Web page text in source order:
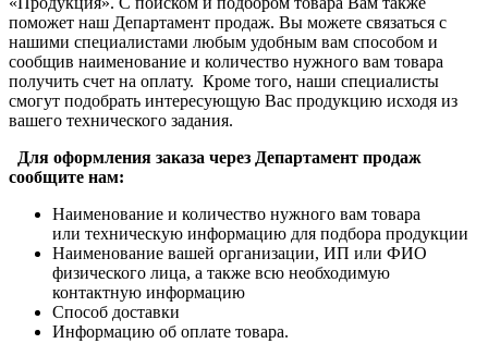
поможет наш Департамент продаж. Вы можете связаться с
нашими специалистами любым удобным вам способом и
сообщив наименование и количество нужного вам товара
получить счет на оплату. Кроме того, наши специалисты
смогут подобрать интересующую Вас продукцию исходя из
вашего технического задания.
Для оформления заказа через Департамент продаж
сообщите нам:
Наименование и количество нужного вам товара
или техническую информацию для подбора продукции
Наименование вашей организации, ИП или ФИО
физического лица, а также всю необходимую
контактную информацию
Способ доставки
Информацию об оплате товара.